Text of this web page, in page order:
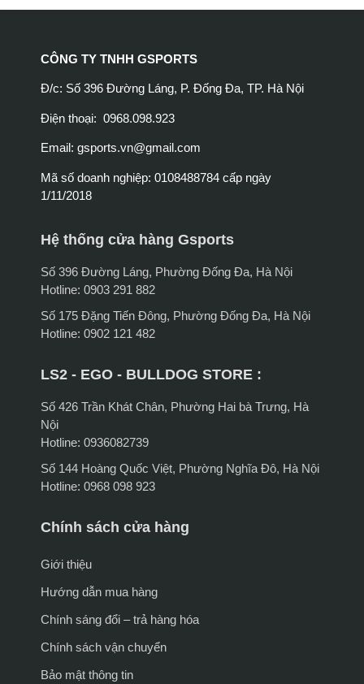
CÔNG TY TNHH GSPORTS
Đ/c: Số 396 Đường Láng, P. Đống Đa, TP. Hà Nội
Điện thoại: 0968.098.923
Email: gsports.vn@gmail.com
Mã số doanh nghiệp: 0108488784 cấp ngày
1/11/2018
Hệ thống cửa hàng Gsports
Số 396 Đường Láng, Phường Đống Đa, Hà Nội
Hotline: 0903 291 882
Số 175 Đặng Tiến Đông, Phường Đống Đa, Hà Nội
Hotline: 0902 121 482
LS2 - EGO - BULLDOG STORE :
Số 426 Trần Khát Chân, Phường Hai bà Trưng, Hà
Nội
Hotline: 0936082739
Số 144 Hoàng Quốc Việt, Phường Nghĩa Đô, Hà Nội
Hotline: 0968 098 923
Chính sách cửa hàng
Giới thiệu
Hướng dẫn mua hàng
Chính sáng đổi – trả hàng hóa
Chính sách vận chuyển
Bảo mật thông tin